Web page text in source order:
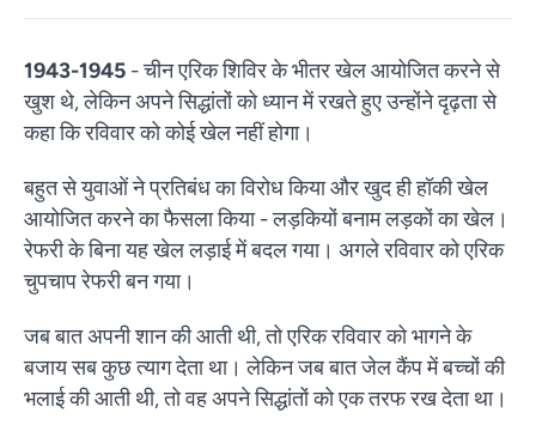
1943-1945 - चीन एरिक शिविर के भीतर खेल आयोजित करने से
खुश थे, लेकिन अपने सिद्धांतों को ध्यान में रखते हुए उन्होंने दृढ़ता से
कहा कि रविवार को कोई खेल नहीं होगा।
बहुत से युवाओं ने प्रतिबंध का विरोध किया और खुद ही हॉकी खेल
आयोजित करने का फैसला किया - लड़कियों बनाम लड़कों का खेल।
रेफरी के बिना यह खेल लड़ाई में बदल गया। अगले रविवार को एरिक
चुपचाप रेफरी बन गया।
जब बात अपनी शान की आती थी, तो एरिक रविवार को भागने के
बजाय सब कुछ त्याग देता था। लेकिन जब बात जेल कैंप में बच्चों की
भलाई की आती थी, तो वह अपने सिद्धांतों को एक तरफ रख देता था।